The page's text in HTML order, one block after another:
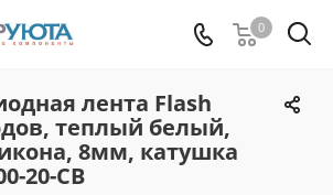
0
лента Flash
теплый белый,
8мм, катушка
20-CB